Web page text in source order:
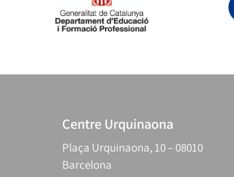
Centre Urquinaona
Plaça Urquinaona, 10 – 08010
Barcelona